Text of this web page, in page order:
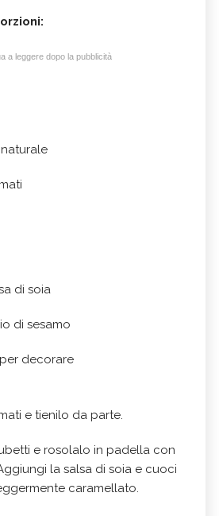
a leggere dopo la pubblicità
di soia
di sesamo
decorare
e tienilo da parte.
e rosolalo in padella con
la salsa di soia e cuoci
caramellato.